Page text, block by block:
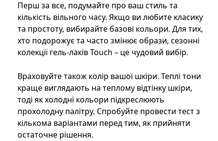
Перш за все, подумайте про ваш стиль та
кількість вільного часу. Якщо ви любите класику
та простоту, вибирайте базові кольори. Для тих,
хто подорожує та часто змінює образи, сезонні
колекції гель-лаків Touch – це чудовий вибір.
Враховуйте також колір вашої шкіри. Теплі тони
краще виглядають на теплому відтінку шкіри,
тоді як холодні кольори підкреслюють
прохолодну палітру. Спробуйте провести тест з
кількома варіантами перед тим, як прийняти
остаточне рішення.